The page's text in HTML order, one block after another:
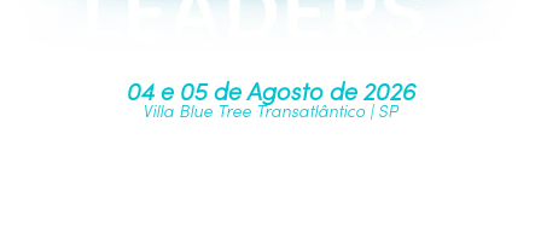
04 e 05 de Agosto de 2026
Villa Blue Tree Transatlântico | SP